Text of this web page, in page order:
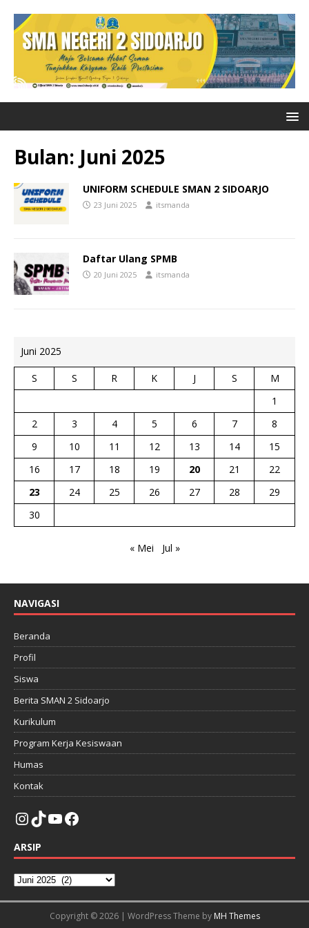
Bulan: Juni 2025
UNIFORM SCHEDULE SMAN 2 SIDOARJO
23 Juni 2025 itsmanda
Daftar Ulang SPMB
20 Juni 2025 itsmanda
Juni 2025
S S R K J S
M
1
2
3 4 5 6 7
8
9
10 11 12 13 14
15
16
17 18 19 20 21
22
23
24 25 26 27 28
29
30
« Mei Jul »
NAVIGASI
Beranda
Profil
Siswa
Berita SMAN 2 Sidoarjo
Kurikulum
Program Kerja Kesiswaan
Humas
Kontak
ARSIP
Copyright © 2026 | WordPress Theme by MH Themes